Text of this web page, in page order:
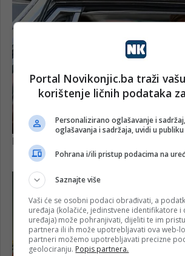
Portal Novikonjic.ba traži
korištenje ličnih podataka
Personalizirano oglašavanje i
oglašavanja i sadržaja, uvidi u
Pohrana i/ili pristup podacima na
Saznajte više
Vaši će se osobni podaci obrađivati, a
uređaja (kolačiće, jedinstvene identifikatore i
uređaja) može pohranjivati, dijeliti te im
partnera ili ih može upotrebljavati ova web-
partneri možemo upotrebljavati precizne
geolociranju. Popis partnera.